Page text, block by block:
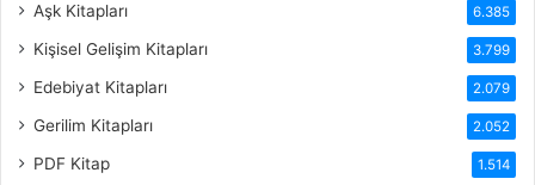
Aşk Kitapları 6.385
Kişisel Gelişim Kitapları 3.799
Edebiyat Kitapları 2.079
Gerilim Kitapları 2.052
PDF Kitap 1.514